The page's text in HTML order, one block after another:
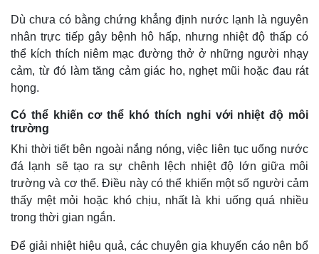
Dù chưa có bằng chứng khẳng định nước lạnh là nguyên
nhân trực tiếp gây bệnh hô hấp, nhưng nhiệt độ thấp có
thể kích thích niêm mạc đường thở ở những người nhạy
cảm, từ đó làm tăng cảm giác ho, nghẹt mũi hoặc đau rát
họng.
Có thể khiến cơ thể khó thích nghi với nhiệt độ môi
trường
Khi thời tiết bên ngoài nắng nóng, việc liên tục uống nước
đá lạnh sẽ tạo ra sự chênh lệch nhiệt độ lớn giữa môi
trường và cơ thể. Điều này có thể khiến một số người cảm
thấy mệt mỏi hoặc khó chịu, nhất là khi uống quá nhiều
trong thời gian ngắn.
Để giải nhiệt hiệu quả, các chuyên gia khuyến cáo nên bổ